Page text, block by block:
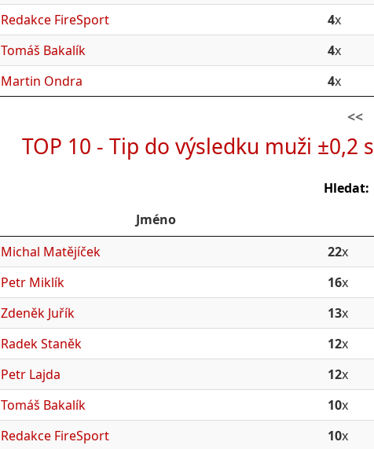
Redakce FireSport 4x
Tomáš Bakalík 4x
Martin Ondra 4x
<<
TOP 10 - Tip do výsledku muži ±0,2 s
Hledat:
Jméno
Michal Matějíček 22x
Petr Miklík 16x
Zdeněk Juřík 13x
Radek Staněk 12x
Petr Lajda 12x
Tomáš Bakalík 10x
Redakce FireSport 10x